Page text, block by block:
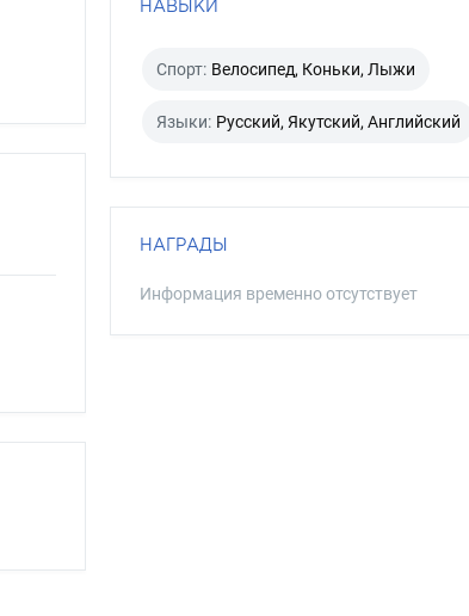
НАВЫКИ
Спорт: Велосипед, Коньки, Лыжи
Языки: Русский, Якутский, Английский
НАГРАДЫ
Информация временно отсутствует